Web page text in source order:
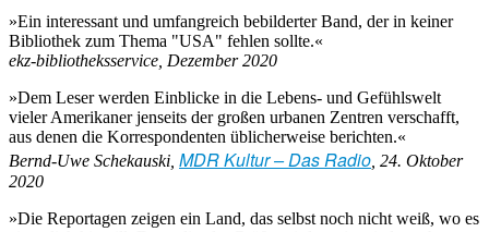
»Ein interessant und umfangreich bebilderter Band, der in keiner
Bibliothek zum Thema "USA" fehlen sollte.«
ekz-bibliotheksservice, Dezember 2020
»Dem Leser werden Einblicke in die Lebens- und Gefühlswelt
vieler Amerikaner jenseits der großen urbanen Zentren verschafft,
aus denen die Korrespondenten üblicherweise berichten.«
Bernd-Uwe Schekauski, MDR Kultur – Das Radio , 24. Oktober
2020
»Die Reportagen zeigen ein Land, das selbst noch nicht weiß, wo es